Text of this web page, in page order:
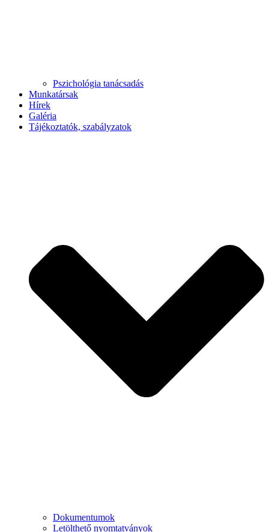
Pszichológia tanácsadás
Munkatársak
Hírek
Galéria
Tájékoztatók, szabályzatok
Dokumentumok
Letölthető nyomtatványok